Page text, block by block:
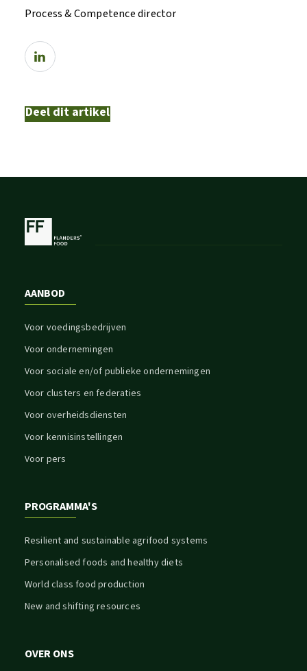
Process & Competence director
Deel dit artikel
AANBOD
Voor voedingsbedrijven
Voor ondernemingen
Voor sociale en/of publieke ondernemingen
Voor clusters en federaties
Voor overheidsdiensten
Voor kennisinstellingen
Voor pers
PROGRAMMA'S
Resilient and sustainable agrifood systems
Personalised foods and healthy diets
World class food production
New and shifting resources
OVER ONS